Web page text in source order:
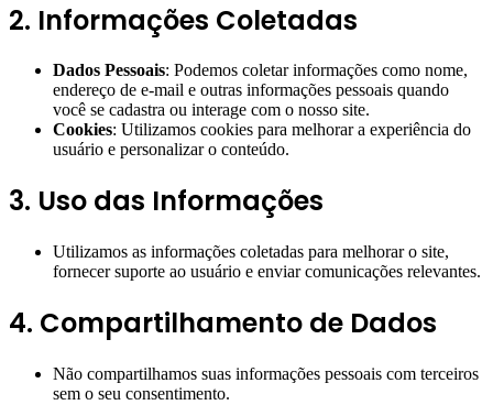
2. Informações Coletadas
Dados Pessoais: Podemos coletar informações como nome,
endereço de e-mail e outras informações pessoais quando
você se cadastra ou interage com o nosso site.
Cookies: Utilizamos cookies para melhorar a experiência do
usuário e personalizar o conteúdo.
3. Uso das Informações
Utilizamos as informações coletadas para melhorar o site,
fornecer suporte ao usuário e enviar comunicações relevantes.
4. Compartilhamento de Dados
Não compartilhamos suas informações pessoais com terceiros
sem o seu consentimento.